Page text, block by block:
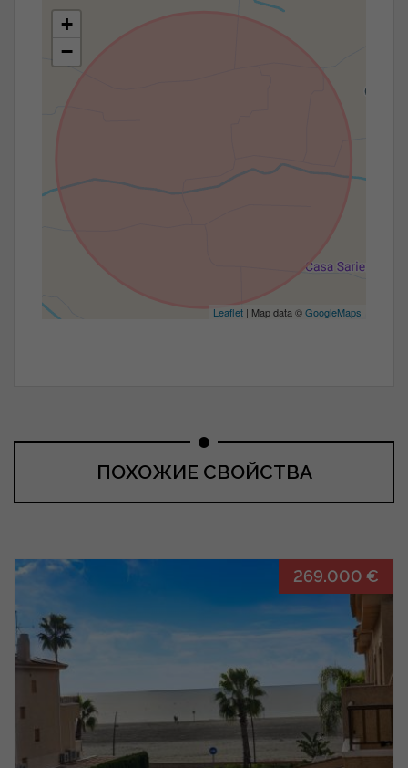
+
−
Leaflet | Map data ©GoogleMaps
ПОХОЖИЕ СВОЙСТВА
269.000 €